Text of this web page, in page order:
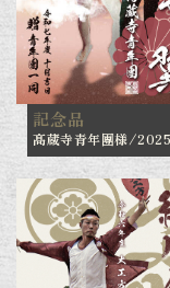
記念品
髙蔵寺青年團様/2025